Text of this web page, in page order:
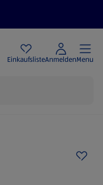
EinkaufslisteAnmeldenMenu